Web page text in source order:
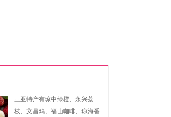
三亚特产有琼中绿橙、永兴荔
枝、文昌鸡、福山咖啡、琼海番